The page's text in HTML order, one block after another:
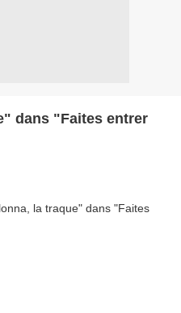
dans "Faites entrer